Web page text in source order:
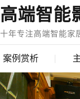
高端智能
十年专注高端智能家
案例赏析
经典案例